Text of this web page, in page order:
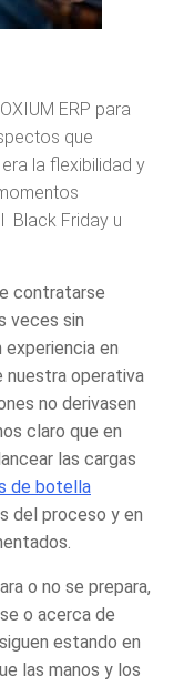
ERP para
que
la flexibilidad y
Black Friday u
contratarse
veces sin
en
nuestra operativa
no derivasen
claro que en
las cargas
de botella
del proceso y en
o no se prepara,
o acerca de
estando en
las manos y los